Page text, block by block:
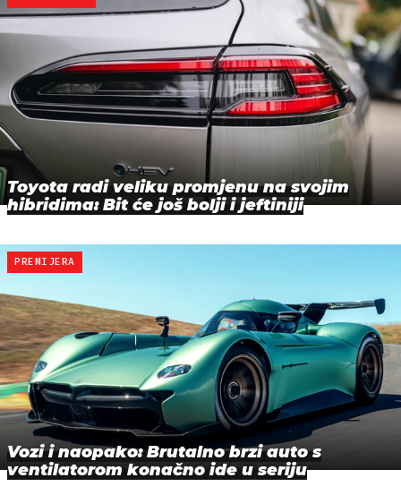
Toyota radi veliku promjenu na svojim
hibridima: Bit će još bolji i jeftiniji
PREMIJERA
Vozi i naopako: Brutalno brzi auto s
ventilatorom konačno ide u seriju